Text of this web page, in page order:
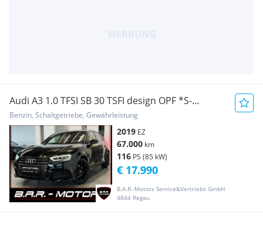
Audi A3 1.0 TFSI SB 30 TSFI design OPF *S-
LINE*MATRI...
Benzin, Schaltgetriebe, Gewährleistung
2019 EZ
67.000 km
116 PS (85 kW)
B.A.R.-Motors Service&Vertriebs GmbH
4844 Regau
€ 17.990